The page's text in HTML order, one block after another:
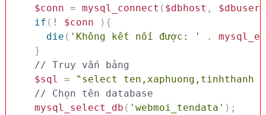
$conn = mysql_connect ( $dbhost , $dbuser
if ( ! $conn ) {
die ( 'Không kết nối được: ' .
}
// Truy vấn bảng
$sql
=
"select ten,xaphuong,tinhthanh
// Chọn tên database
mysql_select_db ( 'webmoi_tendata' ) ;